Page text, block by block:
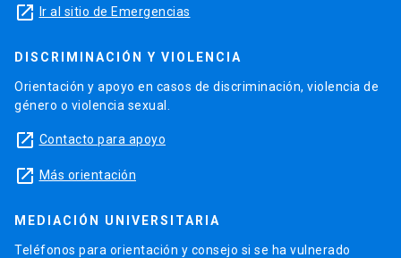
launch Ir al sitio de Emergencias
DISCRIMINACIÓN Y VIOLENCIA
Orientación y apoyo en casos de discriminación, violencia de
género o violencia sexual.
launch Contacto para apoyo
launch Más orientación
MEDIACIÓN UNIVERSITARIA
Teléfonos para orientación y consejo si se ha vulnerado